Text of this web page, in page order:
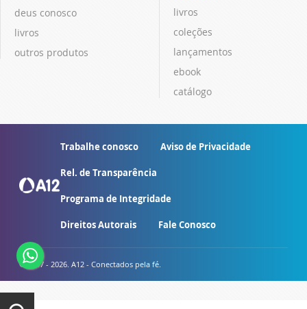
deus conosco
livros
outros produtos
livros
coleções
lançamentos
ebook
catálogo
Trabalhe conosco Aviso de Privacidade
Rel. de Transparência
Programa de Integridade
Direitos Autorais Fale Conosco
© 2007 - 2026. A12 - Conectados pela fé.